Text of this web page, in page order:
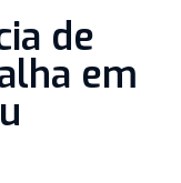
de
em